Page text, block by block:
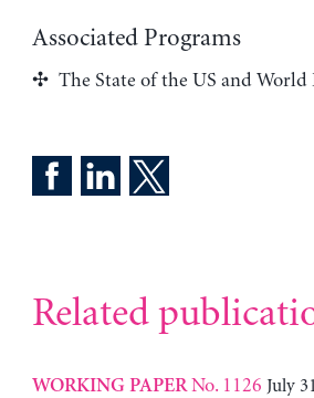
Associated Programs
The State of the US and World
Related
WORKING PAPERNo. 1126 July